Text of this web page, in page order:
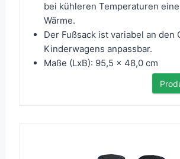
bei kühleren Temperaturen
Wärme.
Der Fußsack ist variabel an den
Kinderwagens anpassbar.
Maße (LxB): 95,5 x 48,0 cm